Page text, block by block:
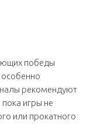
победы
рекомендуют
игры не
или прокатного